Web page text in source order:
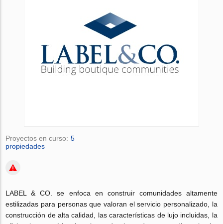
Proyectos en curso: 5
propiedades
LABEL & CO. se enfoca en construir comunidades altamente
estilizadas para personas que valoran el servicio personalizado, la
construcción de alta calidad, las características de lujo incluidas, la